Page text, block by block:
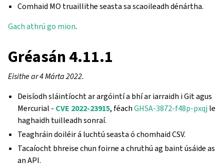
Comhaid MO truaillithe seasta sa scaoileadh dénártha.
Gach athrú go mion.
Gréasán 4.11.1
Eisithe ar 4 Márta 2022.
Deisíodh sláintíocht ar argóintí a bhí ar iarraidh i Git agus
Mercurial - CVE 2022-23915, féachGHSA-3872-f48p-pxqj le
haghaidh tuilleadh sonraí.
Teaghráin doiléir á luchtú seasta ó chomhaid CSV.
Tacaíocht bhreise chun foirne a chruthú ag baint úsáide as
an API.